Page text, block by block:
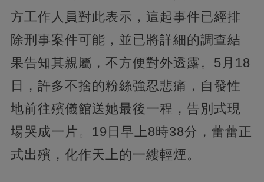
方工作人員對此表示，這起事件已經排
除刑事案件可能，並已將詳細的調查結
果告知其親屬，不方便對外透露。5月18
日，許多不捨的粉絲強忍悲痛，自發性
地前往殯儀館送她最後一程，告別式現
場哭成一片。19日早上8時38分，蕾蕾正
式出殯，化作天上的一縷輕煙。